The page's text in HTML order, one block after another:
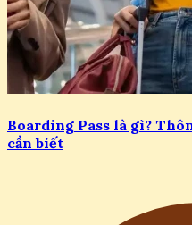
Boarding Pass là gì?
cần biết